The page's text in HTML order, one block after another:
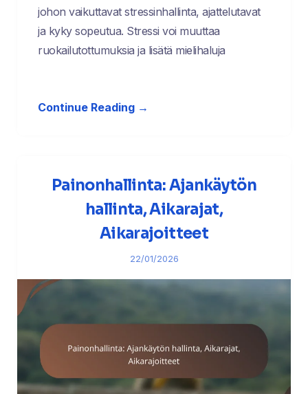
johon vaikuttavat stressinhallinta, ajattelutavat
ja kyky sopeutua. Stressi voi muuttaa
ruokailutottumuksia ja lisätä mielihaluja
Continue Reading →
Painonhallinta: Ajankäytön
hallinta, Aikarajat,
Aikarajoitteet
22/01/2026